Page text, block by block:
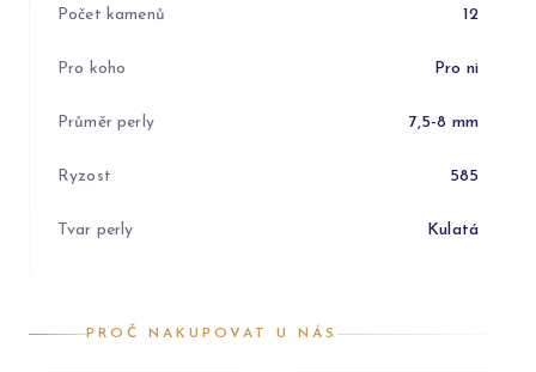
Počet kamenů 12
Pro koho Pro ni
Průměr perly 7,5-8 mm
Ryzost 585
Tvar perly Kulatá
PROČ NAKUPOVAT U NÁS